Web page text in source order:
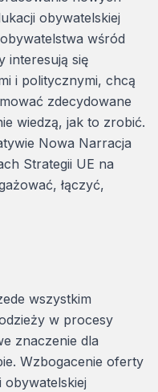
obywatelskiej
wśród
interesują się
i politycznymi, chcą
zdecydowane
wiedzą, jak to zrobić.
Nowa Narracja
Strategii UE na
łączyć,
wszystkim
w procesy
znaczenie dla
Wzbogacenie oferty
obywatelskiej